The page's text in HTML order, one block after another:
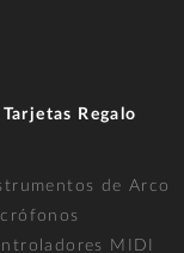
Tarjetas Regalo
de Arco
MIDI